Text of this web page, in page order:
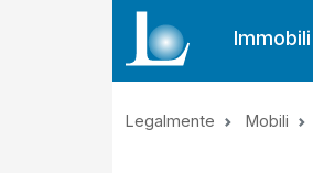
Immobili
Legalmente Mobili